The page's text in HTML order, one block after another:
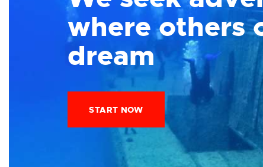
where others
dream
START NOW